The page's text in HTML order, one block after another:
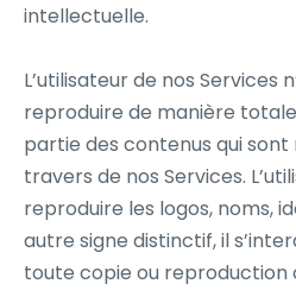
intellectuelle.
L’utilisateur de nos Services
reproduire de manière
partie des contenus qui sont
travers de nos Services.
reproduire les logos, noms,
autre signe distinctif, il
toute copie ou reproduction